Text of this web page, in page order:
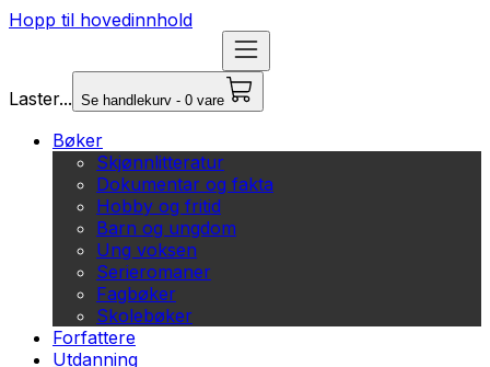
Hopp til hovedinnhold
Laster... Se handlekurv - 0 vare
Bøker
Skjønnlitteratur
Dokumentar og fakta
Hobby og fritid
Barn og ungdom
Ung voksen
Serieromaner
Fagbøker
Skolebøker
Forfattere
Utdanning